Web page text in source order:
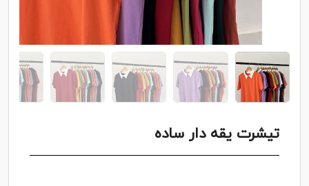
تیشرت یقه دار سا‌ده